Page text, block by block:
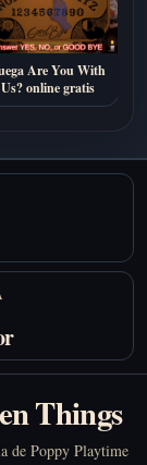
Are You With
Us? online gratis
Things
de Poppy Playtime